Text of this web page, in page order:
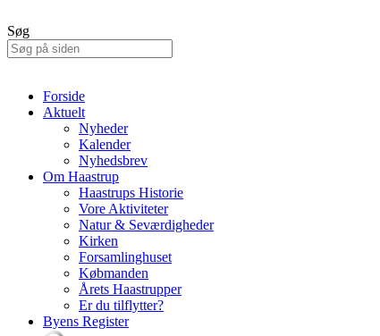
Søg
Forside
Aktuelt
Nyheder
Kalender
Nyhedsbrev
Om Haastrup
Haastrups Historie
Vore Aktiviteter
Natur & Seværdigheder
Kirken
Forsamlinghuset
Købmanden
Årets Haastrupper
Er du tilflytter?
Byens Register